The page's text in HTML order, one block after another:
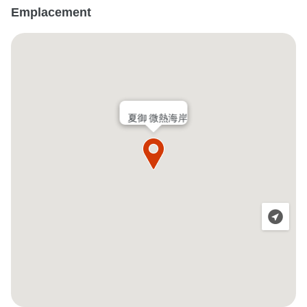
Emplacement
夏御 微熱海岸